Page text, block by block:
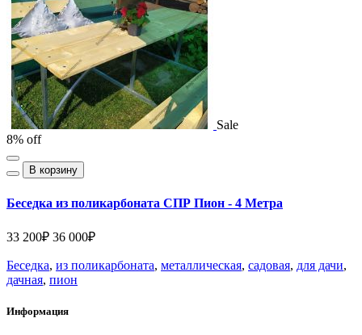
Sale
8% off
В корзину
Беседка из поликарбоната СПР Пион - 4 Метра
33 200₽ 36 000₽
Беседка, из поликарбоната, металлическая, садовая, для дачи,
дачная, пион
Информация